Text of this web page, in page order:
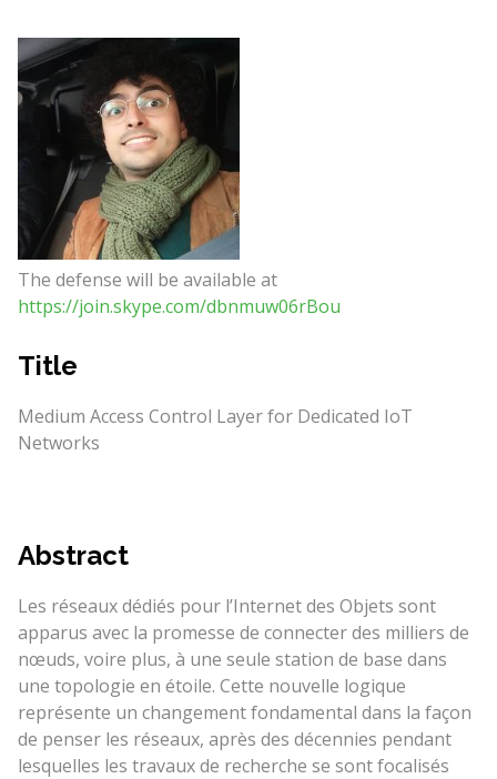
The defense will be available at
https://join.skype.com/dbnmuw06rBou
Title
Medium Access Control Layer for Dedicated IoT
Networks
Abstract
Les réseaux dédiés pour l’Internet des Objets sont
apparus avec la promesse de connecter des milliers de
nœuds, voire plus, à une seule station de base dans
une topologie en étoile. Cette nouvelle logique
représente un changement fondamental dans la façon
de penser les réseaux, après des décennies pendant
lesquelles les travaux de recherche se sont focalisés